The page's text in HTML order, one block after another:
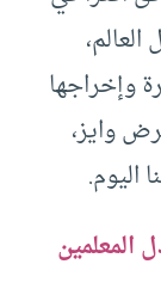
وإخراجها
وايز،
اليوم.
المعلمين